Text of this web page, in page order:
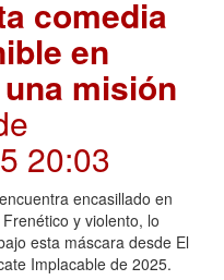
comedia
en
misión
20:03
encasillado en
y violento, lo
esta máscara desde El
Implacable de 2025.